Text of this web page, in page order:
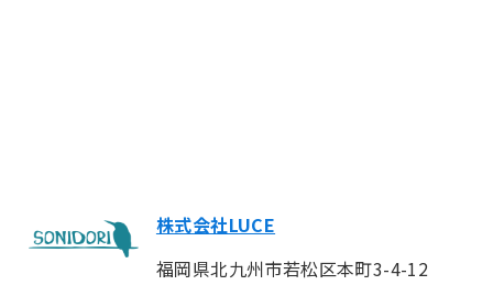
株式会社LUCE
福岡県北九州市若松区本町3-4-12